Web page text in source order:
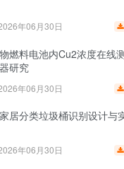
年06月30日
燃料电池内Cu2浓度在线
研究
年06月30日
居分类垃圾桶识别设计与
年06月30日